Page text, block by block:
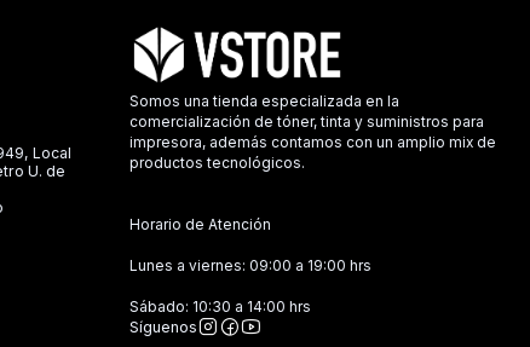
Local
U. de
Somos una tienda especializada en la
comercialización de tóner, tinta y suministros para
impresora, además contamos con un amplio mix de
productos tecnológicos.
Horario de Atención
Lunes a viernes: 09:00 a 19:00 hrs
Sábado: 10:30 a 14:00 hrs
Síguenos